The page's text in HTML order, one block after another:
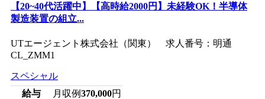
【20~40代活躍中】【高時給2000円】未経験OK！半導体
製造装置の組立...
UTエージェント株式会社（関東） 求人番号：明通
CL_ZMM1
スペシャル
給与
月収例370,000円